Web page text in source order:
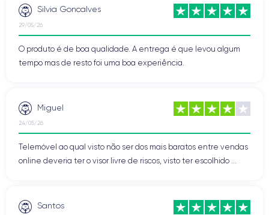
Silvia Goncalves
29/05/26
O produto é de boa qualidade. A entrega é que levou algum
tempo mas de resto foi uma boa experiência.
Miguel
24/05/26
Telemóvel ao qual visto não ser dos mais baratos entre vendas
online deveria ter o visor livre de riscos, visto ter escolhido ...
Santos